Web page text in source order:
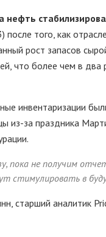
нефть
после того, как
рост запасов
что более чем в два
инвентаризации
из-за праздника
пока не получим
стимулировать в
старший аналитик